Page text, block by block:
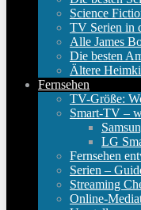
Science
TV Serien in
Alle James
Die besten
Ältere
Fernsehen
TV-Größe:
Smart-TV –
LG
Fernsehen
Serien –
Streaming
Online-